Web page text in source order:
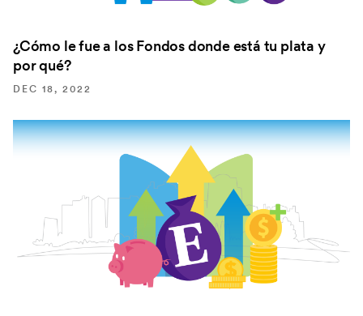
¿Cómo le fue a los Fondos donde está tu plata y
por qué?
DEC 18, 2022